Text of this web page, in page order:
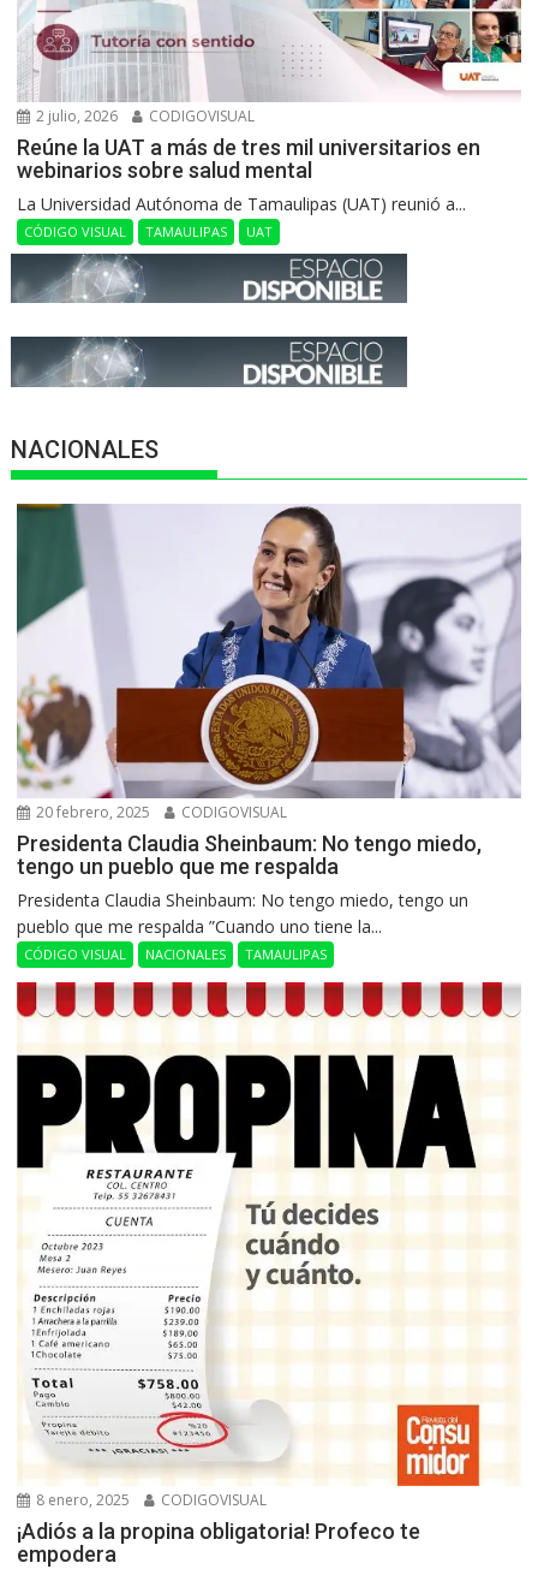
2 julio, 2026 CODIGOVISUAL
Reúne la UAT a más de tres mil universitarios en
webinarios sobre salud mental
La Universidad Autónoma de Tamaulipas (UAT) reunió a...
CÓDIGO VISUAL TAMAULIPAS UAT
NACIONALES
20 febrero, 2025 CODIGOVISUAL
Presidenta Claudia Sheinbaum: No tengo miedo,
tengo un pueblo que me respalda
Presidenta Claudia Sheinbaum: No tengo miedo, tengo un
pueblo que me respalda ”Cuando uno tiene la...
CÓDIGO VISUAL NACIONALES TAMAULIPAS
8 enero, 2025 CODIGOVISUAL
¡Adiós a la propina obligatoria! Profeco te
empodera